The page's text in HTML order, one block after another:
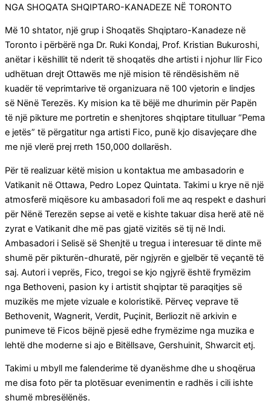
NGA SHOQATA SHQIPTARO-KANADEZE NË TORONTO
Më 10 shtator, një grup i Shoqatës Shqiptaro-Kanadeze në
Toronto i përbërë nga Dr. Ruki Kondaj, Prof. Kristian Bukuroshi,
anëtar i këshillit të nderit të shoqatës dhe artisti i njohur Ilir Fico
udhëtuan drejt Ottawës me një mision të rëndësishëm në
kuadër të veprimtarive të organizuara në 100 vjetorin e lindjes
së Nënë Terezës. Ky mision ka të bëjë me dhurimin për Papën
të një pikture me portretin e shenjtores shqiptare titulluar “Pema
e jetës” të përgatitur nga artisti Fico, punë kjo disavjeçare dhe
me një vlerë prej rreth 150,000 dollarësh.
Për të realizuar këtë mision u kontaktua me ambasadorin e
Vatikanit në Ottawa, Pedro Lopez Quintata. Takimi u krye në një
atmosferë miqësore ku ambasadori foli me aq respekt e dashuri
për Nënë Terezën sepse ai vetë e kishte takuar disa herë atë në
zyrat e Vatikanit dhe më pas gjatë vizitës së tij në Indi.
Ambasadori i Selisë së Shenjtë u tregua i interesuar të dinte më
shumë për pikturën-dhuratë, për ngjyrën e gjelbër të veçantë të
saj. Autori i veprës, Fico, tregoi se kjo ngjyrë është frymëzim
nga Bethoveni, pasion ky i artistit shqiptar të paraqitjes së
muzikës me mjete vizuale e koloristikë. Përveç veprave të
Bethovenit, Wagnerit, Verdit, Puçinit, Berliozit në arkivin e
punimeve të Ficos bëjnë pjesë edhe frymëzime nga muzika e
lehtë dhe moderne si ajo e Bitëllsave, Gershuinit, Shwarcit etj.
Takimi u mbyll me falenderime të dyanëshme dhe u shoqërua
me disa foto për ta plotësuar evenimentin e radhës i cili ishte
shumë mbresëlënës.